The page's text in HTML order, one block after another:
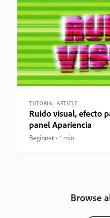
TUTORIAL ARTICLE
Ruido visual, efecto
panel Apariencia
Beginner 1 min
Browse